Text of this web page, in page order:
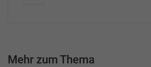
Mehr zum Thema